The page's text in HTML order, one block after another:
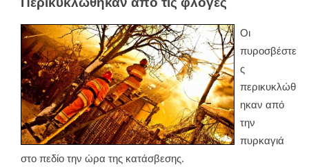
Οι
πυροσβέστε
ς
περικυκλώθ
ηκαν από
την
πυρκαγιά
στο πεδίο την ώρα της κατάσβεσης.